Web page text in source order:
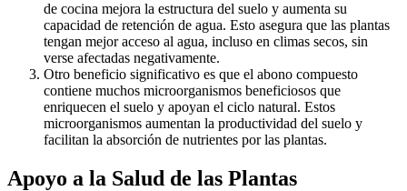
de cocina mejora la estructura del suelo y aumenta su
capacidad de retención de agua. Esto asegura que las plantas
tengan mejor acceso al agua, incluso en climas secos, sin
verse afectadas negativamente.
Otro beneficio significativo es que el abono compuesto
contiene muchos microorganismos beneficiosos que
enriquecen el suelo y apoyan el ciclo natural. Estos
microorganismos aumentan la productividad del suelo y
facilitan la absorción de nutrientes por las plantas.
Apoyo a la Salud de las Plantas